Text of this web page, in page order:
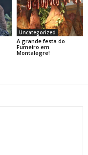
Uncategorized
A grande festa do
Fumeiro em
Montalegre!